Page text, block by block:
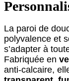
La paroi de
polyvalence et
s’adapter à
Fabriquée en
anti-calcaire,